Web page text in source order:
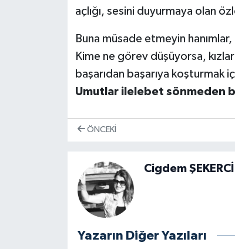
açlığı, sesini duyurmaya olan
Buna müsade etmeyin
Kime ne görev düşüyorsa,
başarıdan başarıya koşturmak
Umutlar ilelebet sönmeden
ÖNCEKI
Cigdem ŞEKERCİ
Yazarın Diğer Yazıları